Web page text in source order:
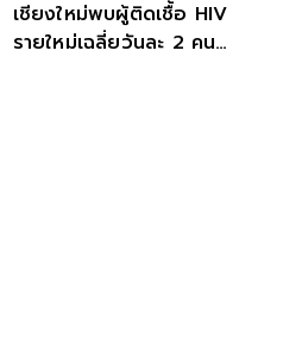
เชียงใหม่พบผู้ติดเชื้อ HIV
รายใหม่เฉลี่ยวันละ 2 คน